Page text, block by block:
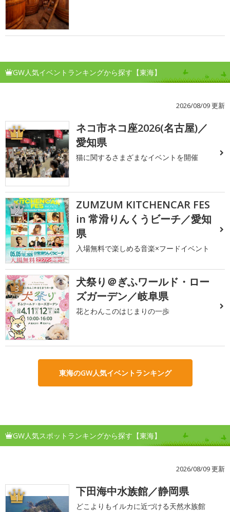
GW人気イベントランキングから探す【東海】
2026/08/09 更新
1
ネコ市ネコ座2026(名古屋)／
愛知県
猫に関するさまざまなイベントを開催
2
ZUMZUM KITCHENCAR FES
in 常滑りんくうビーチ／愛知
県
入場無料で楽しめる音楽×フードイベント
3
犬祭り＠ぎふワールド・ロー
ズガーデン／岐阜県
花とわんこのはじまりの一歩
東海のGW人気イベントランキング
GW人気スポットランキングから探す【東海】
2026/08/09 更新
1 下田海中水族館／静岡県
どこよりもイルカに近づける天然水族館